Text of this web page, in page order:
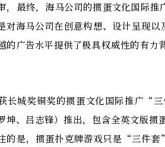
，最终，海马公司的掼蛋文化国际
对海马公司在创意构想、设计呈现
的广告水平提供了极具权威性的有
长城奖铜奖的掼蛋文化国际推广“
坤、吕志锋）推出，包含全英文版掼
的是，掼蛋扑克牌游戏只是“三件套